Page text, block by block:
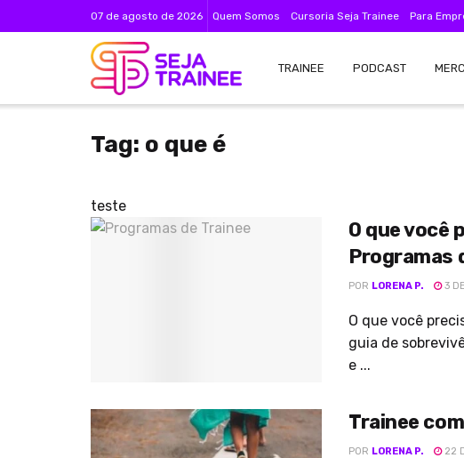
07 de agosto de 2026 Quem Somos Cursoria Seja Trainee Para
TRAINEE PODCAST
Tag: o que é
teste
O que você
Programas
POR LORENA P. 3
O que você
guia de
e ...
Trainee
POR LORENA P. 22